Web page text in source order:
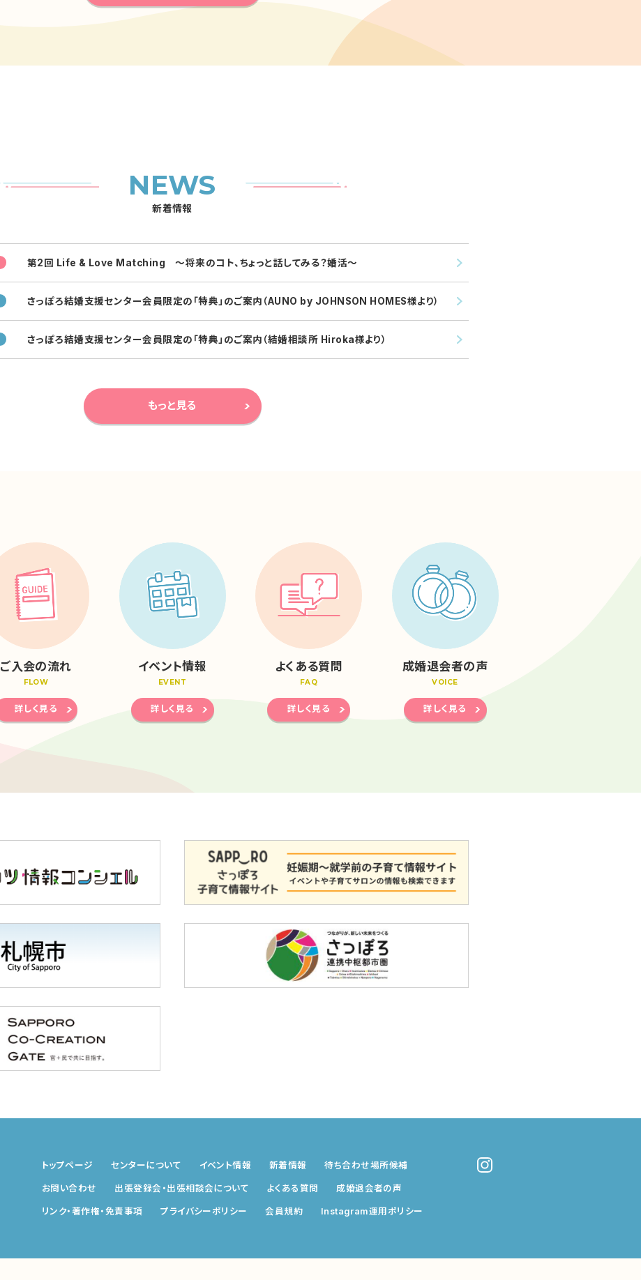
NEWS
新着情報
第2回 Life & Love Matching ～将来のコト、ちょっと話してみる？婚活～
さっぽろ結婚支援センター会員限定の「特典」のご案内（AUNO by JOHNSON HOMES様より）
さっぽろ結婚支援センター会員限定の「特典」のご案内（結婚相談所 Hiroka様より）
もっと見る
ご入会の流れ
FLOW
詳しく見る
イベント情報
EVENT
詳しく見る
よくある質問
FAQ
詳しく見る
成婚退会者の声
VOICE
詳しく見る
トップページ センターについて イベント情報 新着情報 待ち合わせ場所候補
お問い合わせ 出張登録会・出張相談会について よくある質問 成婚退会者の声
リンク・著作権・免責事項 プライバシーポリシー 会員規約 Instagram運用ポリシー